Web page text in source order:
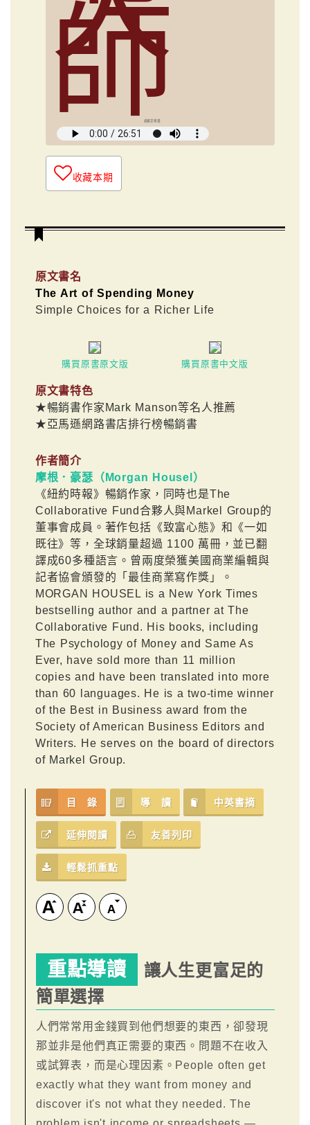
師
俞國定導讀
收藏本期
原文書名
The Art of Spending Money
Simple Choices for a Richer Life
購買原書原文版 購買原書中文版
原文書特色
★暢銷書作家Mark Manson等名人推薦
★亞馬遜網路書店排行榜暢銷書
作者簡介
摩根．豪瑟（Morgan Housel）
《紐約時報》暢銷作家，同時也是The
Collaborative Fund合夥人與Markel Group的
董事會成員。著作包括《致富心態》和《一如
既往》等，全球銷量超過 1100 萬冊，並已翻
譯成60多種語言。曾兩度榮獲美國商業編輯與
記者協會頒發的「最佳商業寫作獎」。
MORGAN HOUSEL is a New York Times
bestselling author and a partner at The
Collaborative Fund. His books, including
The Psychology of Money and Same As
Ever, have sold more than 11 million
copies and have been translated into more
than 60 languages. He is a two-time winner
of the Best in Business award from the
Society of American Business Editors and
Writers. He serves on the board of directors
of Markel Group.
目 錄 導 讀 中英書摘
延伸閱讀 友善列印
輕鬆抓重點
重點導讀
讓人生更富足的
簡單選擇
人們常常用金錢買到他們想要的東西，卻發現
那並非是他們真正需要的東西。問題不在收入
或試算表，而是心理因素。People often get
exactly what they want from money and
discover it's not what they needed. The